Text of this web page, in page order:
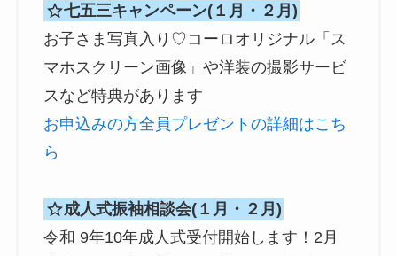
七五三キャンペーン(１月・２月)
お子さま写真入り♡コーロオリジナル「ス
マホスクリーン画像」や洋装の撮影サービ
スなど特典があります
お申込みの方全員プレゼントの詳細はこち
ら
成人式振袖相談会(１月・２月)
令和 9年10年成人式受付開始します！2月